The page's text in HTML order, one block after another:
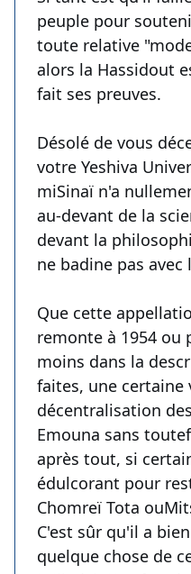
peuple pour
toute relative
alors la Hassidout
fait ses preuves.
Désolé de vous
votre Yeshiva
miSinaï n'a
au-devant de la
devant la
ne badine pas avec
Que cette
remonte à 1954 ou
moins dans la
faites, une certaine
décentralisation
Emouna sans
après tout, si
édulcorant pour
Chomreï Tota
C'est sûr qu'il a
quelque chose de